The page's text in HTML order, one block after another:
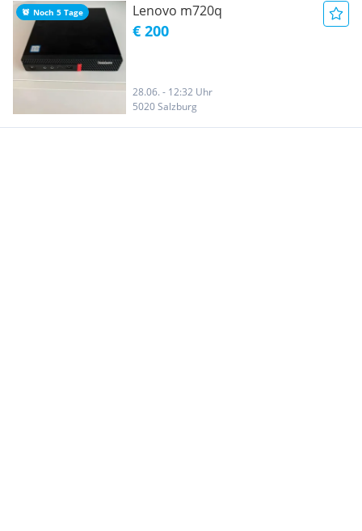
Noch 5 Tage Lenovo m720q
€ 200
28.06. - 12:32 Uhr
5020 Salzburg